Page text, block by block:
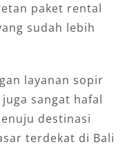
paket rental
sudah lebih
layanan sopir
sangat hafal
destinasi
terdekat di Bali